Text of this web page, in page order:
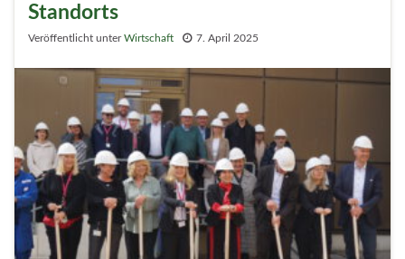
Standorts
Veröffentlicht unterWirtschaft 7. April 2025